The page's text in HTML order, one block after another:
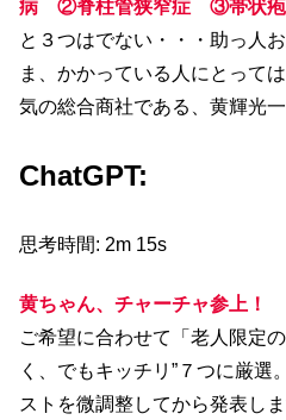
病 ②脊柱管狭窄症 ③帯状
と３つはでない・・・助っ人
ま、かかっている人にとって
気の総合商社である、黄輝光
ChatGPT:
思考時間: 2m 15s
黄ちゃん、チャーチャ参上！
ご希望に合わせて「老人限定
く、でもキッチリ”７つに厳選
ストを微調整してから発表しま